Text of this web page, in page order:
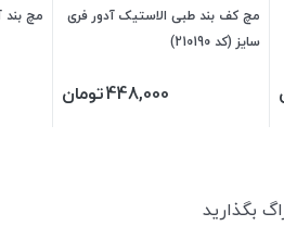
مچ کف بند طبی الاستیک آدور فری
سایز (کد 210190)
448,000تومان
مچ بند
بگذارید